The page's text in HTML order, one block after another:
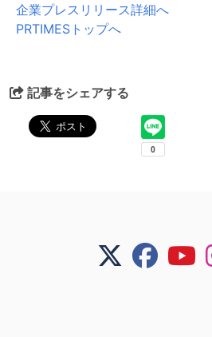
企業プレスリリース詳細へ
PRTIMESトップへ
記事をシェアする